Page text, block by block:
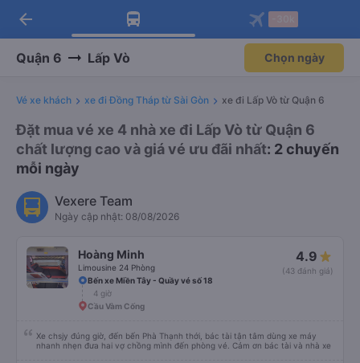
Tải app Vexere ngay!
Nhận ưu đãi thành viên độc
Mở app
Tải app Vexere
-30k/ghế khi đặt vé máy bay qua
Mở app
arrow_back
Quận 6 Lấp Vò Chọn ngày
Vé xe khách xe đi Đồng Tháp từ Sài Gòn xe đi Lấp Vò từ Quận 6
Đặt mua vé xe 4 nhà xe đi Lấp Vò từ Quận 6
chất lượng cao và giá vé ưu đãi nhất: 2 chuyến
mỗi ngày
Vexere Team
Ngày cập nhật: 08/08/2026
Hoàng Minh
Limousine 24 Phòng
4.9
(43 đánh giá)
Bến xe Miền Tây - Quầy vé số 18
4 giờ
Cầu Vàm Cống
Xe chsjy đúng giờ, đến bến Phà Thạnh thới, bác tài tận tâm dùng xe máy
nhanh nhẹn đưa hai vợ chồng mình đến phòng vé. Cảm ơn bác tài và nhà xe